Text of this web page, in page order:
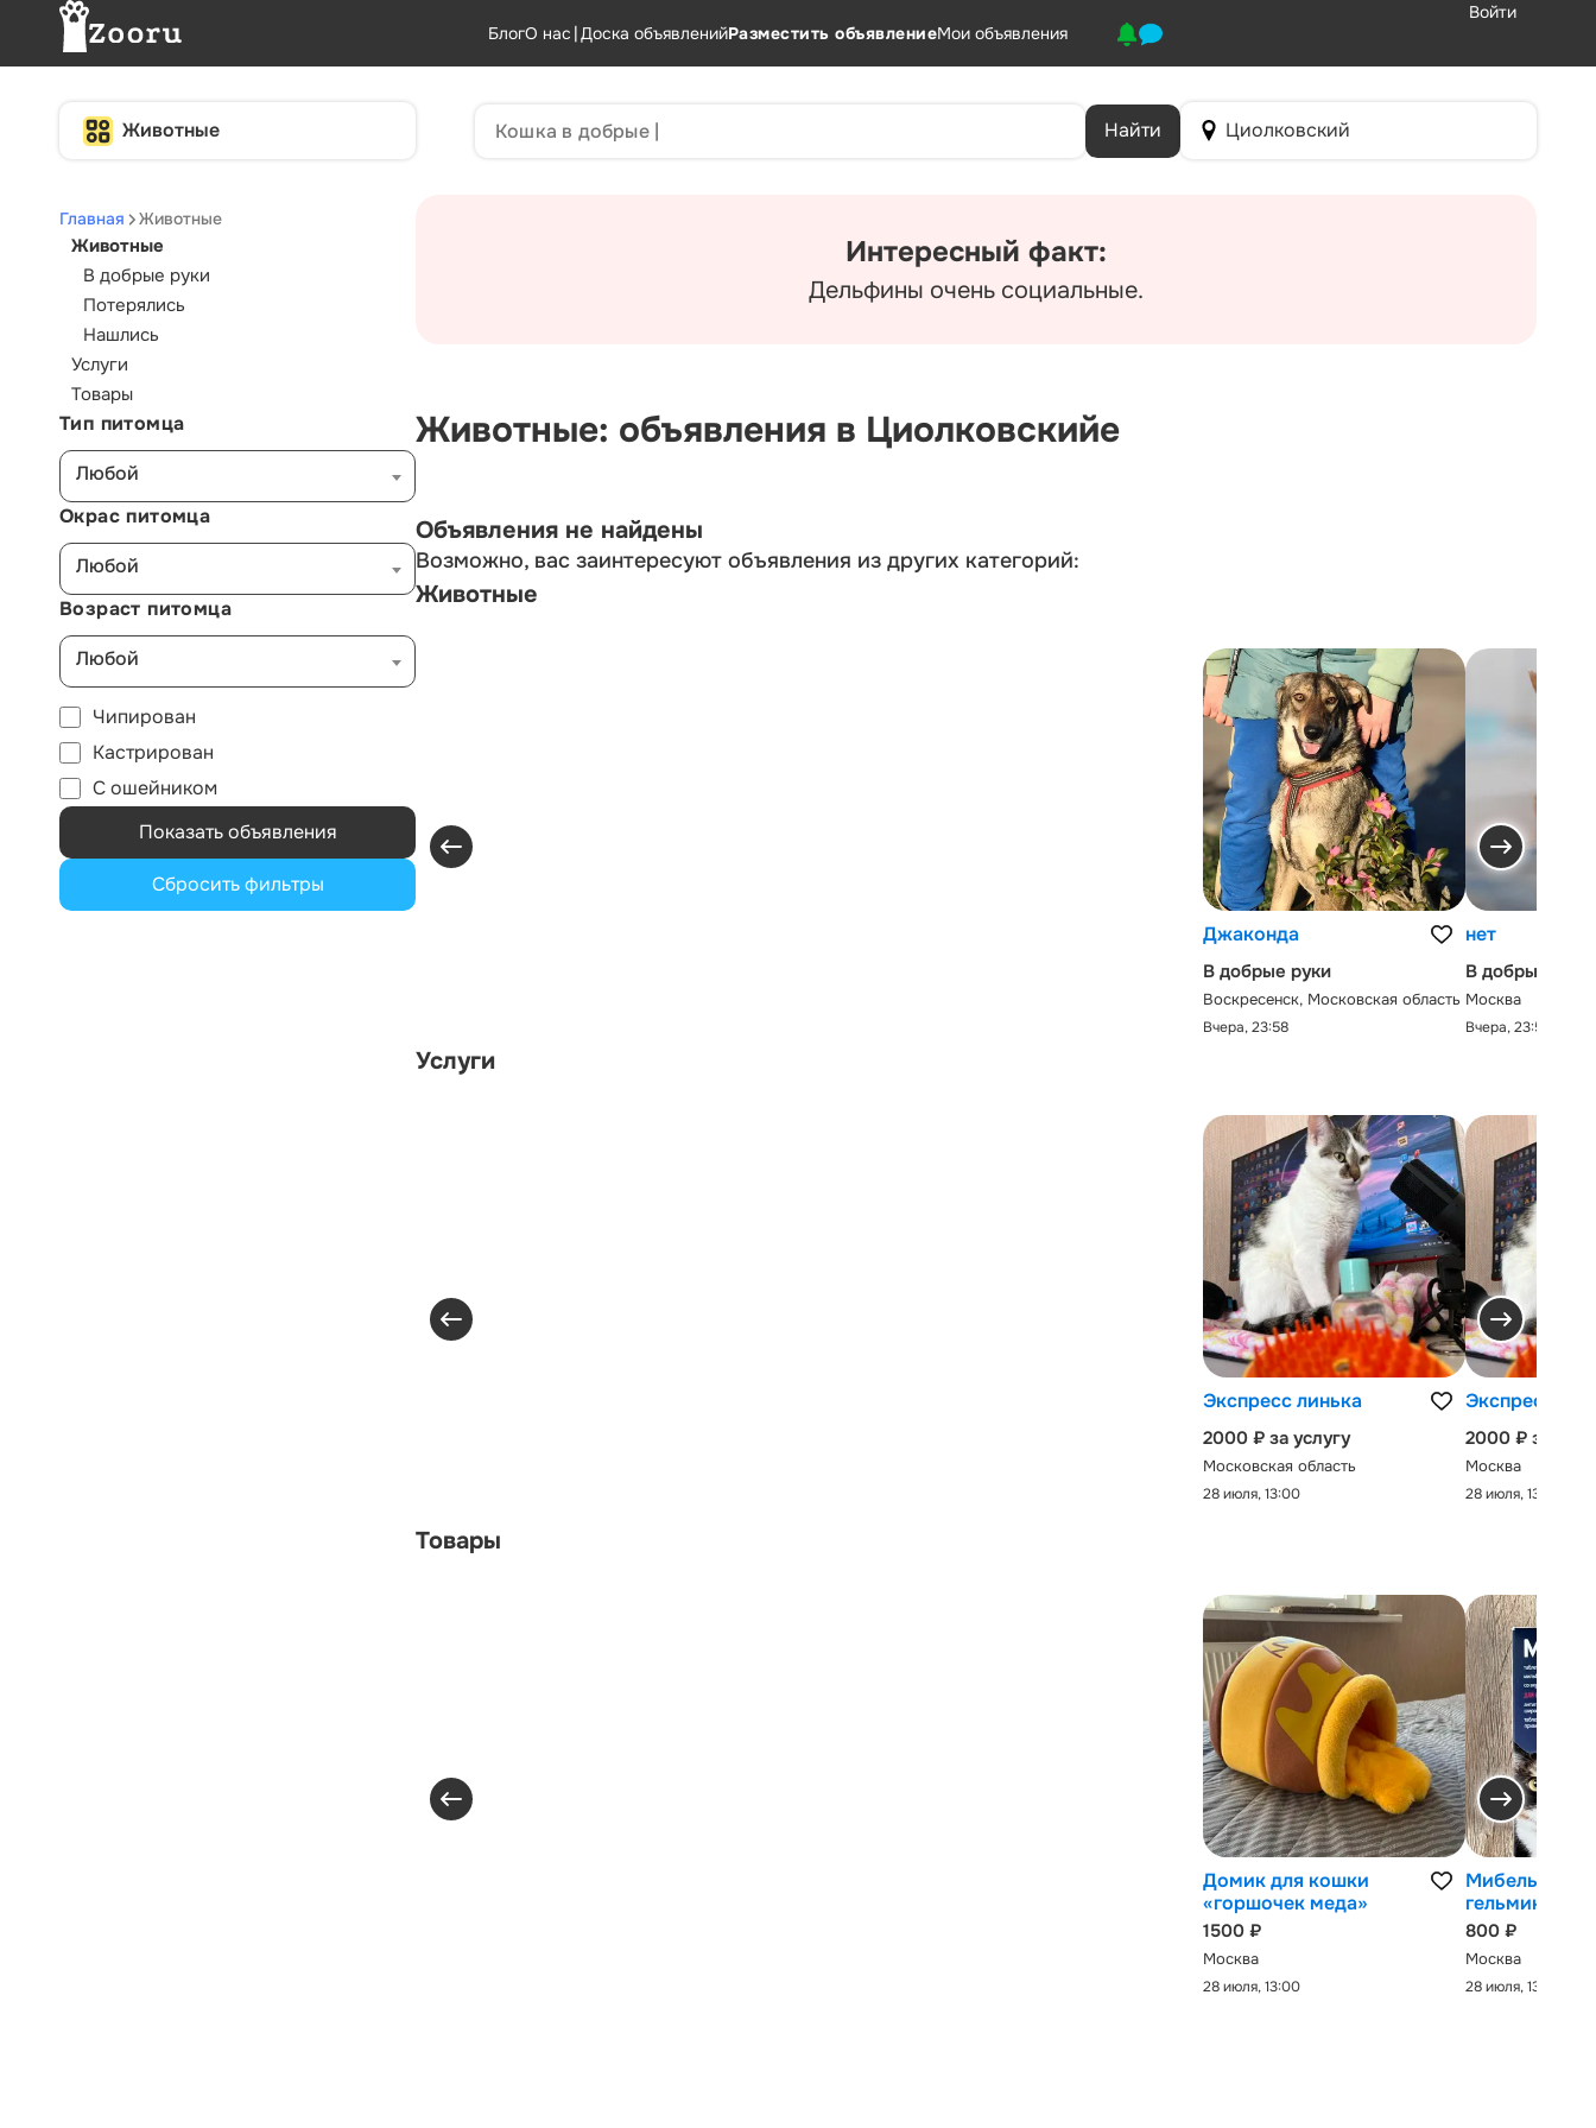
БлогО нас |Доска объявленийРазместить объявлениеМои объявления
Войти
Животные Найти Циолковский
Главная Животные
Животные
В добрые руки
Потерялись
Нашлись
Услуги
Товары
Тип питомца
Любой
Окрас питомца
Любой
Возраст питомца
Любой
Чипирован
Кастрирован
С ошейником
Показать объявления
Сбросить фильтры
Интересный факт:
Дельфины очень социальные.
Животные: объявления в Циолковскийе
Объявления не найдены
Возможно, вас заинтересуют объявления из других категорий:
Животные
Джаконда
В добрые руки
Воскресенск, Московская область
Вчера, 23:58
нет
В добрые руки
Москва
Вчера, 23:58
Услуги
Экспресс линька
2000 ₽ за услугу
Московская область
28 июля, 13:00
Экспресс-
2000 ₽ за
Москва
28 июля, 13:00
Товары
Домик для кошки
«горшочек меда»
1500 ₽
Москва
28 июля, 13:00
Мибельмакс
гельминтов
800 ₽
Москва
28 июля, 13:00